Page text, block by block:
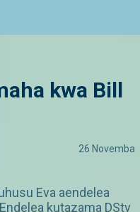
kwa Bill
26 Novemba
Eva aendelea
kutazama DStv